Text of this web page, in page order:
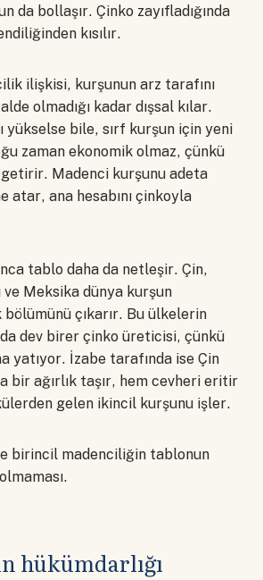
da bollaşır. Çinko zayıfladığında
kısılır.
ilişkisi, kurşunun arz tarafını
olmadığı kadar dışsal kılar.
yükselse bile, sırf kurşun için yeni
zaman ekonomik olmaz, çünkü
getirir. Madenci kurşunu adeta
atar, ana hesabını çinkoyla
tablo daha da netleşir. Çin,
Meksika dünya kurşun
çıkarır. Bu ülkelerin
dev birer çinko üreticisi, çünkü
yatıyor. İzabe tarafında ise Çin
bir ağırlık taşır, hem cevheri eritir
gelen ikincil kurşunu işler.
birincil madenciliğin tablonun
hükümdarlığı